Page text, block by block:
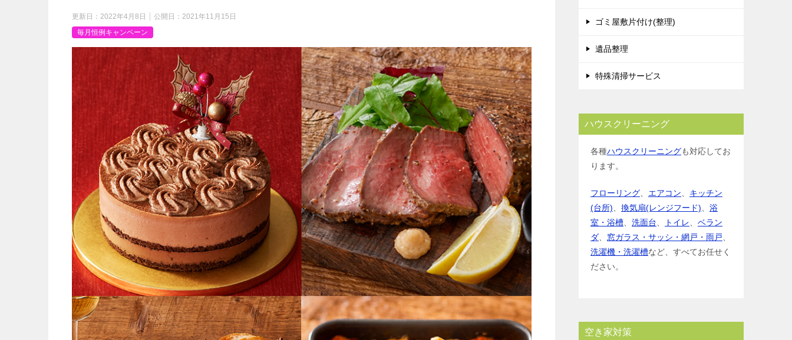
更新日： 2022年4月8日 公開日： 2021年11月15日
毎月恒例キャンペーン
ゴミ屋敷片付け(整理)
遺品整理
特殊清掃サービス
ハウスクリーニング
各種ハウスクリーニングも対応してお
ります。
フローリング エアコン
キッチン
(台所)
換気扇(レンジフード)
浴
室・浴槽
洗面台 トイレ
ベラン
ダ
窓ガラス・サッシ・網戸・雨戸
洗濯機・洗濯槽など、すべてお任せく
ださい。
空き家対策